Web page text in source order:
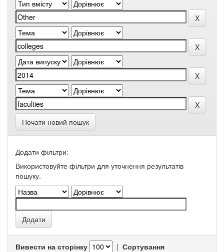
Почати новий пошук
Додати фільтри:
Використовуйте фільтри для уточнення результатів
пошуку.
Вивести на сторінку | Сортування